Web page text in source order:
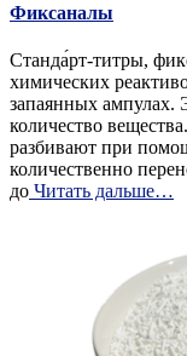
Фиксаналы
Станда́рт-титры,
химических
запаянных ампулах.
количество
разбивают при
количественно
до Читать дальше…